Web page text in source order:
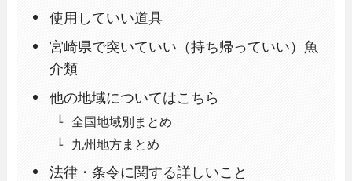
使用していい道具
宮崎県で突いていい（持ち帰っていい）魚
介類
他の地域についてはこちら
全国地域別まとめ
九州地方まとめ
法律・条令に関する詳しいこと